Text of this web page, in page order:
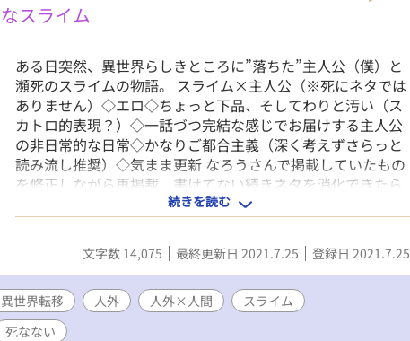
スライム
ある日突然、異世界らしきところに”落ちた”主人公（僕）と
瀕死のスライムの物語。 スライム×主人公（※死にネタでは
ありません）◇エロ◇ちょっと下品、そしてわりと汚い（ス
カトロ的表現？）◇一話づつ完結な感じでお届けする主人公
の非日常的な日常◇かなりご都合主義（深く考えずさらっと
読み流し推奨）◇気まま更新 なろうさんで掲載していたもの
を修正しながら再掲載。書けてない続きネタを消化できたら
続きを読む
文字数 14,075 最終更新日 2021.7.25 登録日 2021.7.25
異世界転移 人外 人外×人間
スライム
死なない